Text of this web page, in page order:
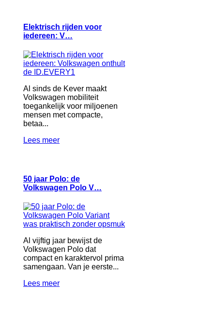
Elektrisch rijden voor
iedereen: V…
Al sinds de Kever maakt
Volkswagen mobiliteit
toegankelijk voor miljoenen
mensen met compacte,
betaa...
Lees meer
50 jaar Polo: de
Volkswagen Polo V…
Al vijftig jaar bewijst de
Volkswagen Polo dat
compact en karaktervol prima
samengaan. Van je eerste...
Lees meer